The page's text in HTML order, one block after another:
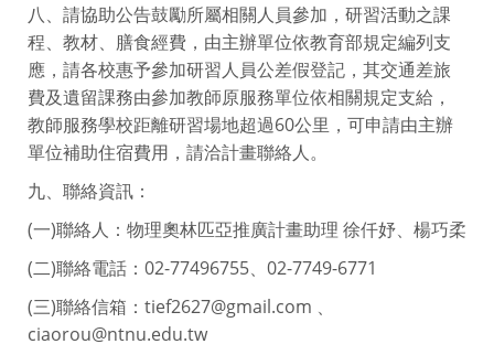
八、請協助公告鼓勵所屬相關人員參加，研習活動之課
程、教材、膳食經費，由主辦單位依教育部規定編列支
應，請各校惠予參加研習人員公差假登記，其交通差旅
費及遺留課務由參加教師原服務單位依相關規定支給，
教師服務學校距離研習場地超過60公里，可申請由主辦
單位補助住宿費用，請洽計畫聯絡人。
九、聯絡資訊：
(一)聯絡人：物理奧林匹亞推廣計畫助理 徐仟妤、楊巧柔
(二)聯絡電話：02-77496755、02-7749-6771
(三)聯絡信箱：tief2627@gmail.com 、
ciaorou@ntnu.edu.tw